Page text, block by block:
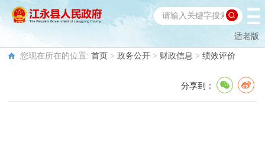
适老版
您现在所在的位置: 首页 > 政务公开 > 财政信息 > 绩效评价
分享到：